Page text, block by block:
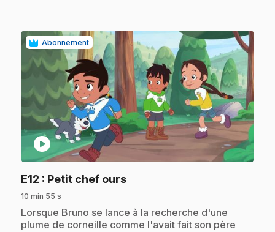
Abonnement
play_circle
E12 : Petit chef ours.
10 min 55 s
.Lorsque Bruno se lance à la recherche d'une
plume de corneille comme l'avait fait son père